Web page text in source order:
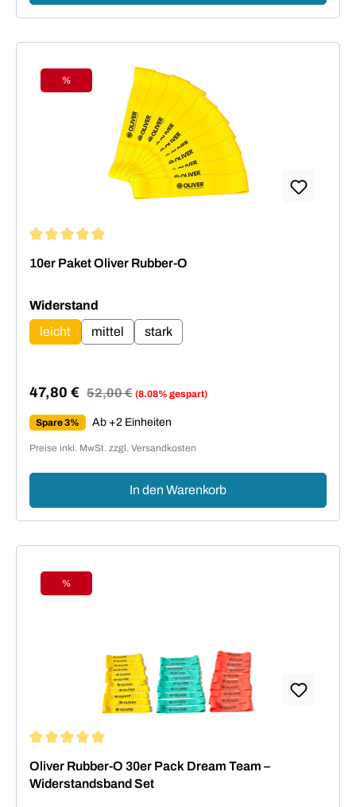
Rabatt
%
10er Paket Oliver Rubber-O
Widerstand
leicht
mittel stark
Verkaufspreis:
47,80 € Regulärer Preis:
52,00 € (8.08% gespart)
Spare 3% Ab +2 Einheiten
Preise inkl. MwSt. zzgl. Versandkosten
In den Warenkorb
Rabatt
%
Oliver Rubber-O 30er Pack Dream Team –
Widerstandsband Set